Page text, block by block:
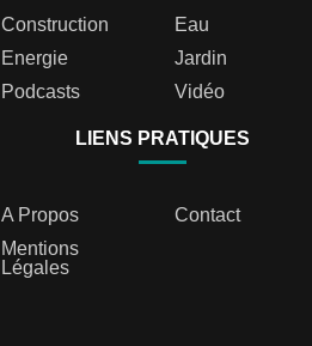
Construction
Eau
Energie
Jardin
Podcasts
Vidéo
LIENS PRATIQUES
A Propos
Contact
Mentions
Légales